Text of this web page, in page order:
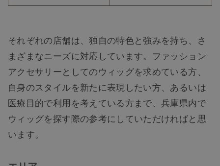
それぞれの店舗は、独自の特色と強みを持ち、さ
まざまなニーズに対応しています。ファッション
アクセサリーとしてのウィッグを求めている方、
自身のスタイルを新たに表現したい方、あるいは
医療目的で利用を考えている方まで、兵庫県内で
ウィッグを探す際の参考にしていただければと思
います。